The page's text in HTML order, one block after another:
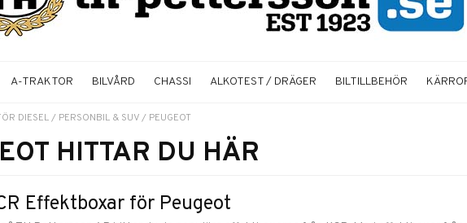
A-TRAKTOR BILVÅRD CHASSI ALKOTEST / DRÄGER BILTILLBEHÖR
DIESEL/ PERSONBIL & SUV/ PEUGEOT
HITTAR DU HÄR
Effektboxar för Peugeot